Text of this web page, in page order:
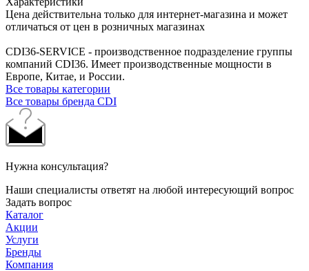
Цена действительна только для интернет-магазина и может
отличаться от цен в розничных магазинах
CDI36-SERVICE - производственное подразделение группы
компаний CDI36. Имеет производственные мощности в
Европе, Китае, и России.
Все товары категории
Все товары бренда CDI
Нужна консультация?
Наши специалисты ответят на любой интересующий вопрос
Задать вопрос
Каталог
Акции
Услуги
Бренды
Компания